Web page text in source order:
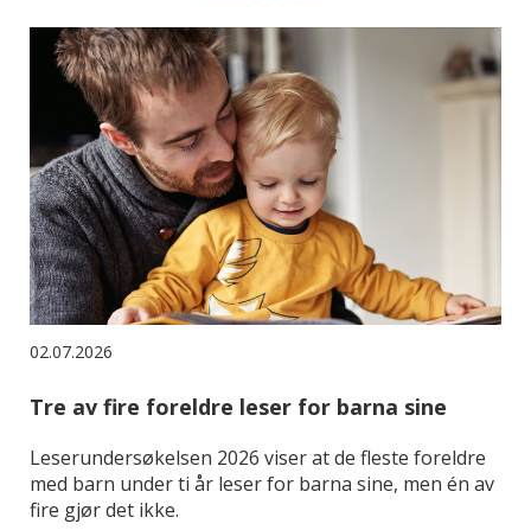
02.07.2026
Tre av fire foreldre leser for barna sine
Leserundersøkelsen 2026 viser at de fleste foreldre
med barn under ti år leser for barna sine, men én av
fire gjør det ikke.